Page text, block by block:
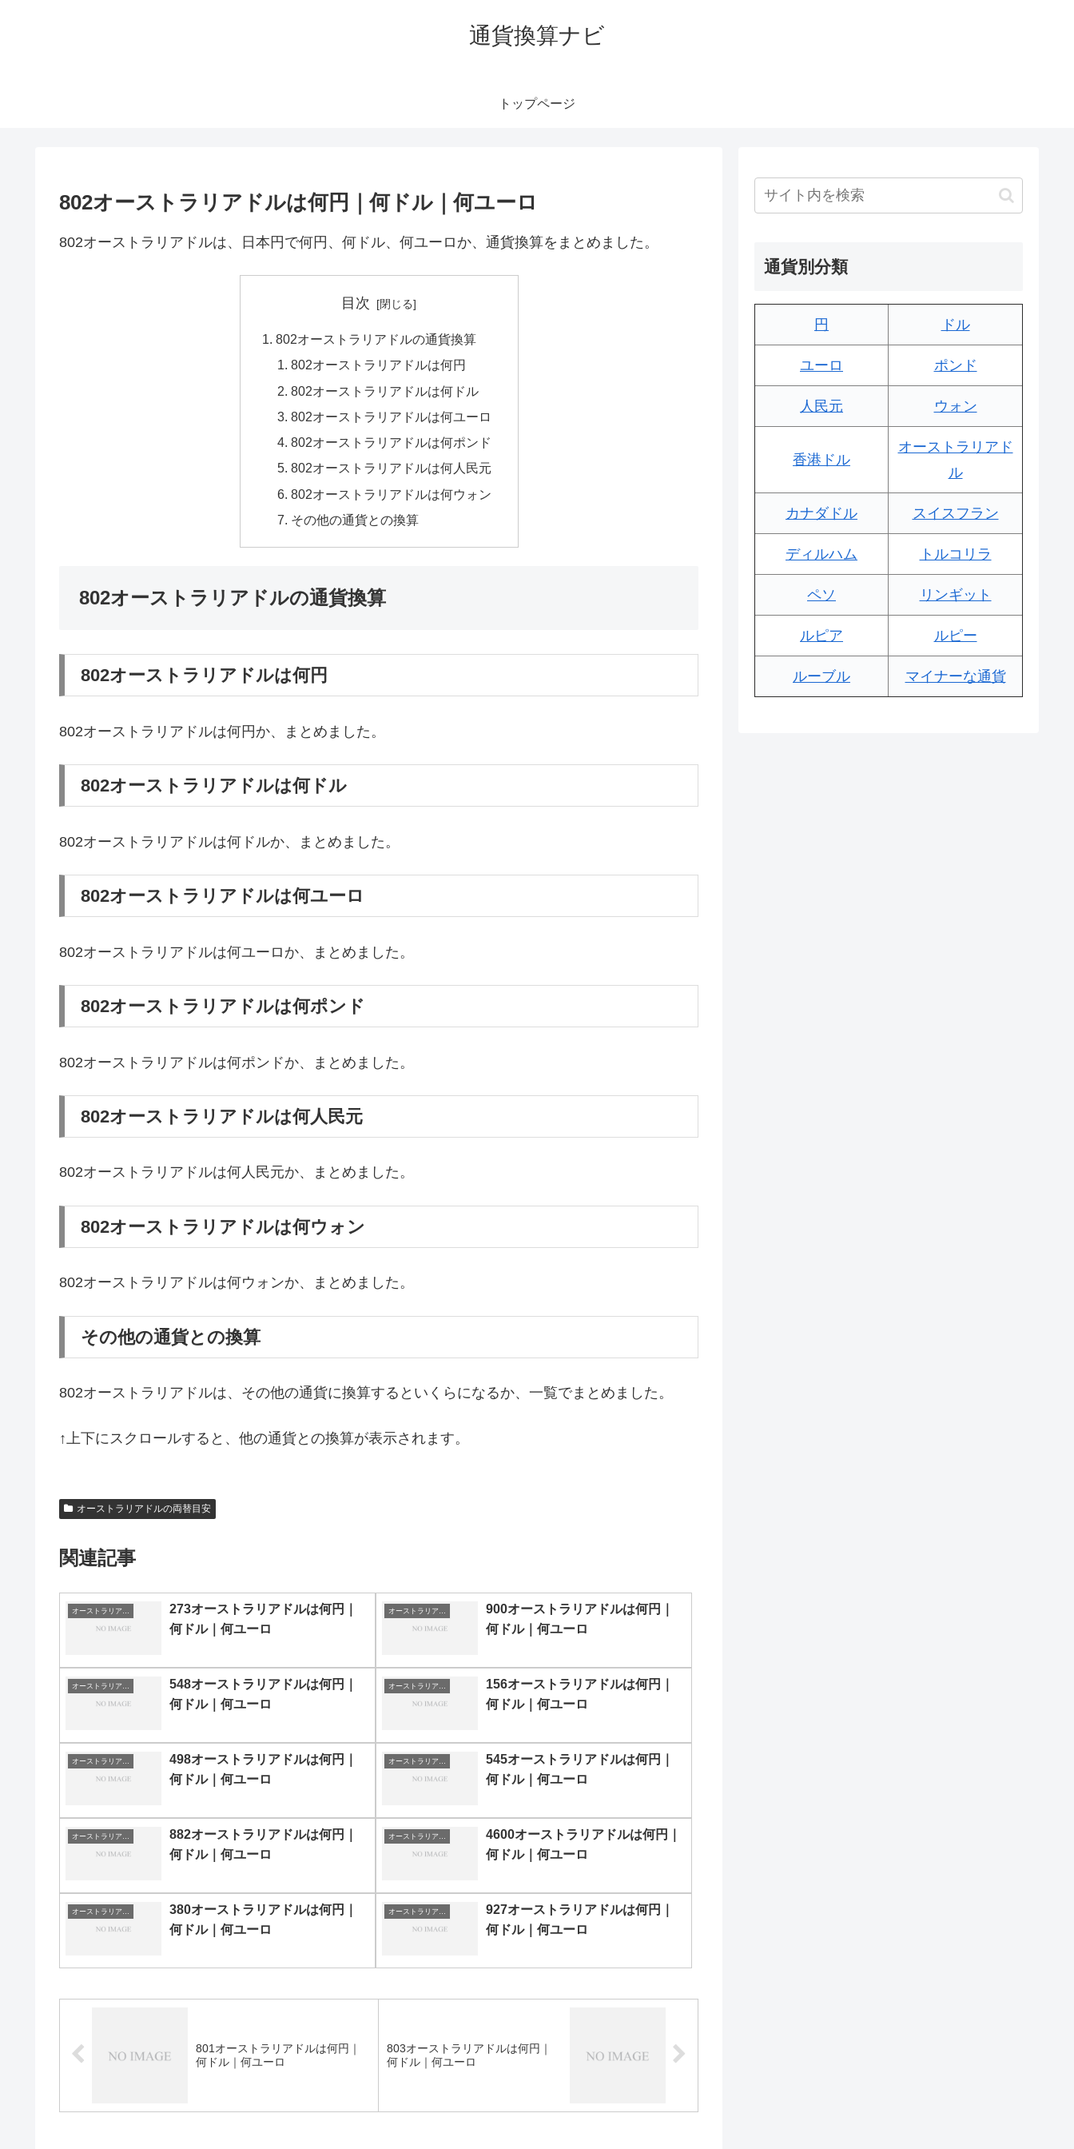
通貨換算ナビ
トップページ
802オーストラリアドルは何円｜何ドル｜何ユーロ
802オーストラリアドルは、日本円で何円、何ドル、何ユーロか、通貨換算をまとめました。
目次
802オーストラリアドルの通貨換算
802オーストラリアドルは何円
802オーストラリアドルは何ドル
802オーストラリアドルは何ユーロ
802オーストラリアドルは何ポンド
802オーストラリアドルは何人民元
802オーストラリアドルは何ウォン
その他の通貨との換算
802オーストラリアドルの通貨換算
802オーストラリアドルは何円
802オーストラリアドルは何円か、まとめました。
802オーストラリアドルは何ドル
802オーストラリアドルは何ドルか、まとめました。
802オーストラリアドルは何ユーロ
802オーストラリアドルは何ユーロか、まとめました。
802オーストラリアドルは何ポンド
802オーストラリアドルは何ポンドか、まとめました。
802オーストラリアドルは何人民元
802オーストラリアドルは何人民元か、まとめました。
802オーストラリアドルは何ウォン
802オーストラリアドルは何ウォンか、まとめました。
その他の通貨との換算
802オーストラリアドルは、その他の通貨に換算するといくらになるか、一覧でまとめました。
↑上下にスクロールすると、他の通貨との換算が表示されます。
オーストラリアドルの両替目安
関連記事
273オーストラリアドルは何円｜
何ドル｜何ユーロ
900オーストラリアドルは何円｜
何ドル｜何ユーロ
548オーストラリアドルは何円｜
何ドル｜何ユーロ
156オーストラリアドルは何円｜
何ドル｜何ユーロ
498オーストラリアドルは何円｜
何ドル｜何ユーロ
545オーストラリアドルは何円｜
何ドル｜何ユーロ
882オーストラリアドルは何円｜
何ドル｜何ユーロ
4600オーストラリアドルは何円｜
何ドル｜何ユーロ
380オーストラリアドルは何円｜
何ドル｜何ユーロ
927オーストラリアドルは何円｜
何ドル｜何ユーロ
801オーストラリアドルは何円｜
何ドル｜何ユーロ
803オーストラリアドルは何円｜
何ドル｜何ユーロ
通貨別分類
円 ドル
ユーロ ポンド
人民元 ウォン
香港ドル
オーストラリアド
ル
カナダドル スイスフラン
ディルハム トルコリラ
ペソ リンギット
ルピア ルピー
ルーブル マイナーな通貨